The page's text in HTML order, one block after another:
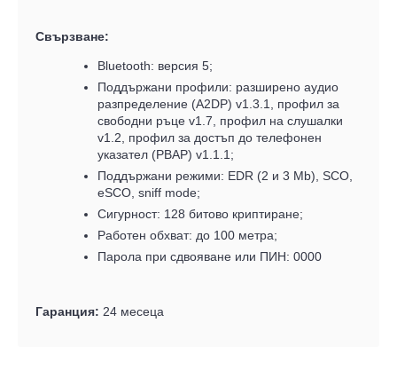
Свързване:
Bluetooth: версия 5;
Поддържани профили: разширено аудио
разпределение (A2DP) v1.3.1, профил за
свободни ръце v1.7, профил на слушалки
v1.2, профил за достъп до телефонен
указател (PBAP) v1.1.1;
Поддържани режими: EDR (2 и 3 Mb), SCO,
eSCO, sniff mode;
Сигурност: 128 битово криптиране;
Работен обхват: до 100 метра;
Парола при сдвояване или ПИН: 0000
Гаранция: 24 месеца